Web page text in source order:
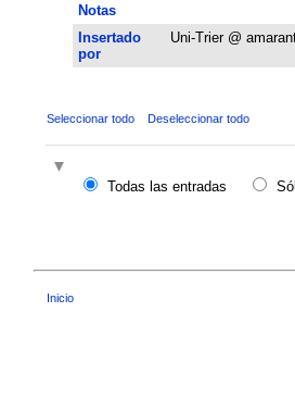
Notas
Insertado
por
Uni-Trier @
Seleccionar todo Deseleccionar todo
Todas las entradas
Inicio